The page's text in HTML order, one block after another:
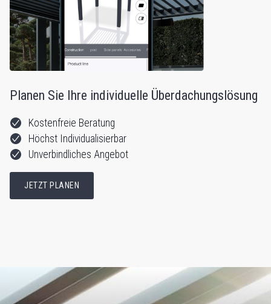
Planen Sie Ihre individuelle Überdachungslösung
Kostenfreie Beratung
Höchst Individualisierbar
Unverbindliches Angebot
JETZT PLANEN